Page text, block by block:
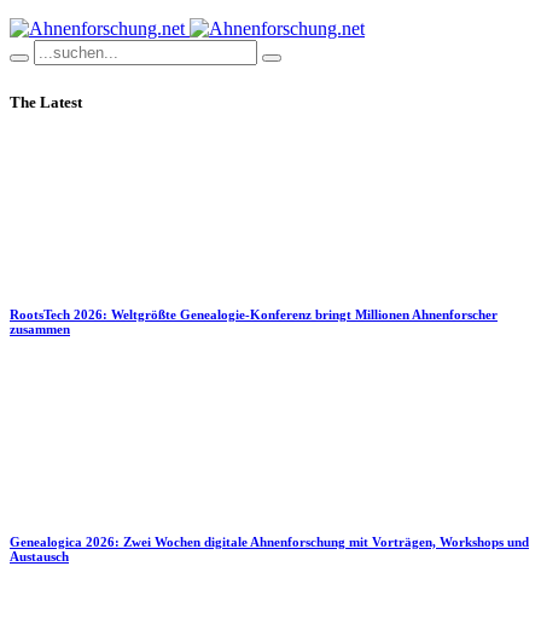
The Latest
RootsTech 2026: Weltgrößte Genealogie-Konferenz bringt Millionen Ahnenforscher
zusammen
Genealogica 2026: Zwei Wochen digitale Ahnenforschung mit Vorträgen, Workshops und
Austausch